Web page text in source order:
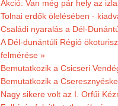
Akció: Van még pár hely az
Tolnai erdők ölelésében -
Családi nyaralás a Dél-
A Dél-dunántúli Régió
felmérése »
Bemutatkozik a Csicseri
Bemutatkozik a
Nagy sikere volt az I. Orfűi